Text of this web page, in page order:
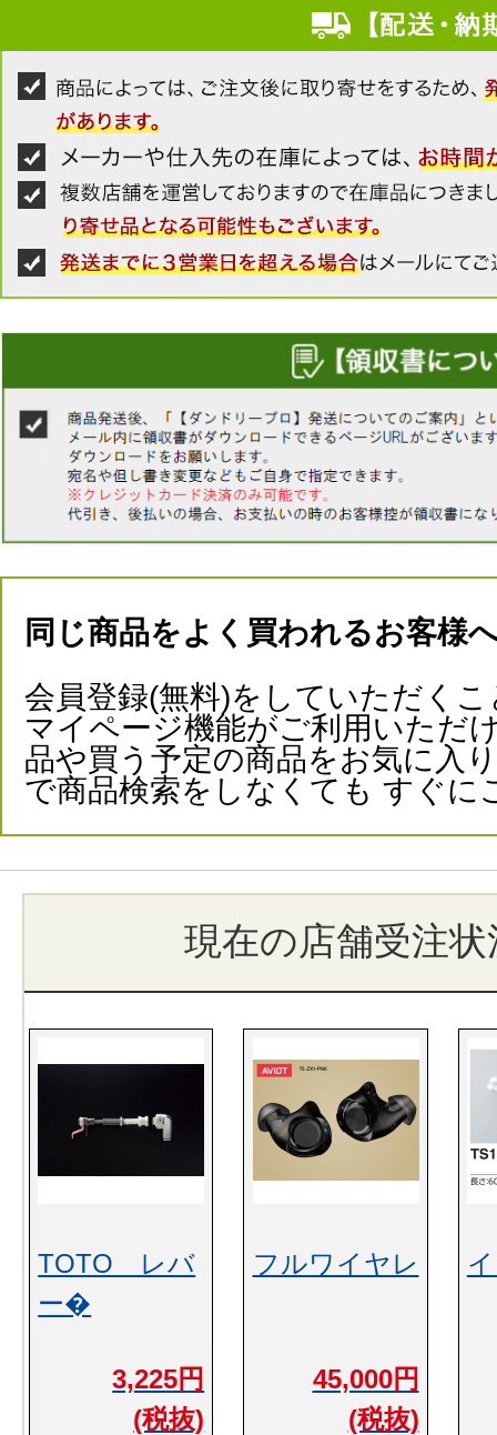
同じ商品をよく買われるお客様
会員登録(無料)をしていただくこ
マイページ機能がご利用いただ
品や買う予定の商品をお気に入
で商品検索をしなくても すぐに
現在の店舗受注状
TOTO レバ
ー�
3,225円
(税抜)
フルワイヤレ
45,000円
(税抜)